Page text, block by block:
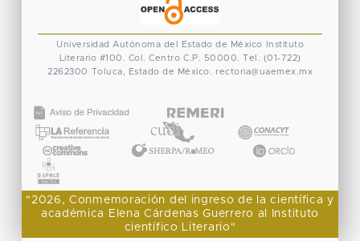
Universidad Autónoma del Estado de México
Instituto
Literario #100. Col. Centro C.P. 50000. Tel. (01-722)
2262300 Toluca, Estado de México. rectoria@uaemex.mx
"2026, Conmemoración del ingreso de la científica y
académica Elena Cárdenas Guerrero al Instituto
científico Literario"